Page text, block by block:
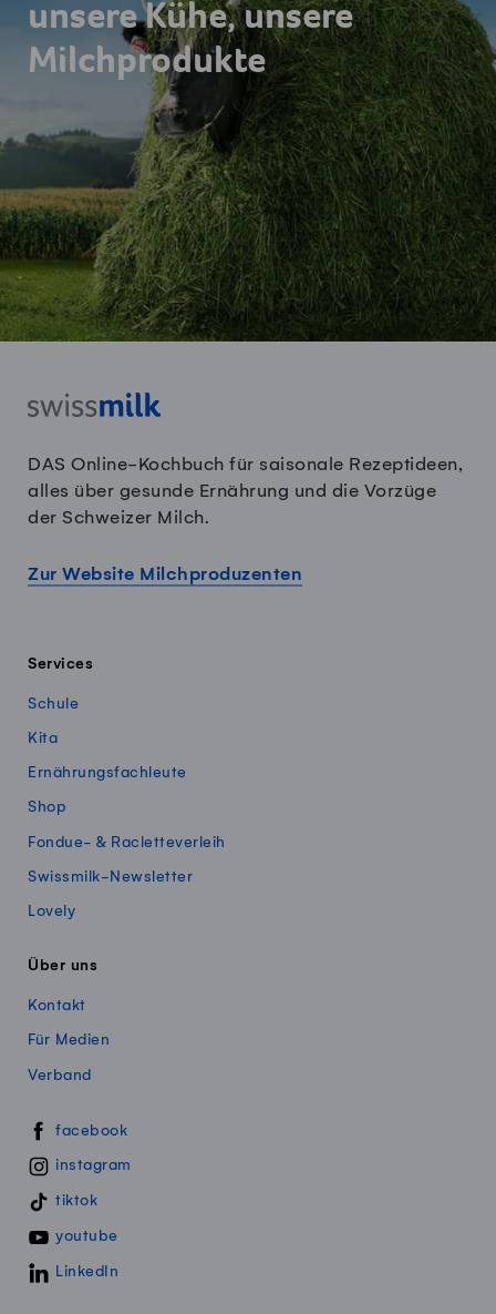
unsere Kühe, unsere
Milchprodukte
DAS Online-Kochbuch für saisonale Rezeptideen,
alles über gesunde Ernährung und die Vorzüge
der Schweizer Milch.
Zur Website Milchproduzenten
Services
Schule
Kita
Ernährungsfachleute
Shop
Fondue- & Racletteverleih
Swissmilk-Newsletter
Lovely
Über uns
Kontakt
Für Medien
Verband
Swissmillk auf Social Media
facebook
instagram
tiktok
youtube
LinkedIn